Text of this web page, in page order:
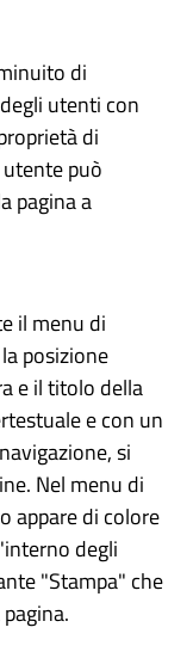
di
utenti con
di
può
pagina a
il menu di
posizione
e il titolo della
e con un
si
Nel menu di
appare di colore
degli
"Stampa" che